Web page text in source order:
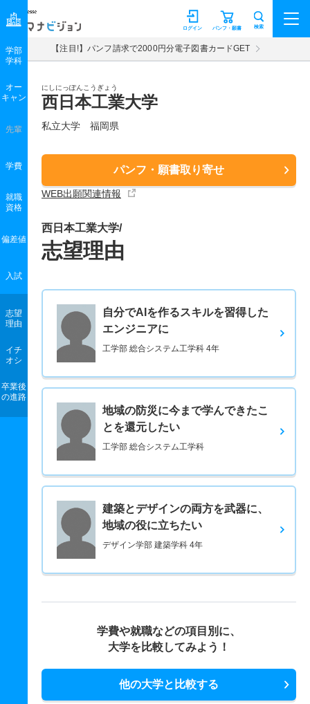
マナビジョン パンフ・願書
ログイン 検索
【注目!】パンフ請求で2000円分電子図書カードGET
にしにっぽんこうぎょう
西日本工業大学
私立大学 福岡県
パンフ・願書取り寄せ
WEB出願関連情報
学部
学科
オー
キャン
先輩
学費
就職
資格
偏差値
入試
志望
理由
イチ
オシ
卒業後
の進路
西日本工業大学/
志望理由
自分でAIを作るスキルを習得した
エンジニアに
工学部 総合システム工学科 4年
地域の防災に今まで学んできたこ
とを還元したい
工学部 総合システム工学科
建築とデザインの両方を武器に、
地域の役に立ちたい
デザイン学部 建築学科 4年
学費や就職などの項目別に、
大学を比較してみよう！
他の大学と比較する